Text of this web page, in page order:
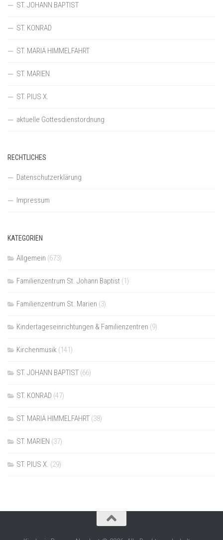
ST. JOHANN BAPTIST
ST. KONRAD
ST. MARIÄ HIMMELFAHRT
ST. MARIEN
ST. PIUS X.
aktuelle Gottesdienstordnung
RECHTLICHES
Datenschutzerklärung
Impressum
KATEGORIEN
Allgemein (673)
Familienzentrum St. Johann Baptist (1)
Familienzentrum St. Marien (3)
Kindertageseinrichtungen & Familienzentren (9)
Kirchenmusik (141)
ST. JOHANN BAPTIST (66)
ST. KONRAD (47)
ST. MARIÄ HIMMELFAHRT (38)
ST. MARIEN (37)
ST. PIUS X. (29)